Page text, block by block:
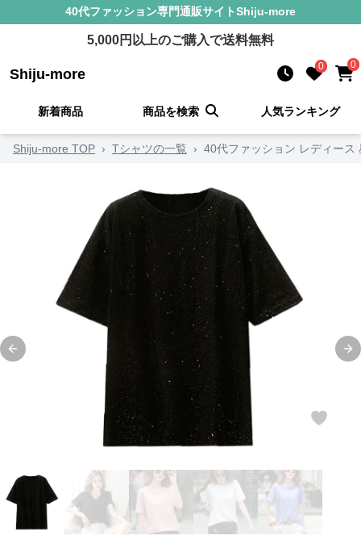
40代ファッション専門通販サイトShiju-more
5,000円以上のご購入で送料無料
Shiju-more 0 0
新着商品 商品を検索 人気ランキング
Shiju-more TOP › Tシャツの一覧 › 40代ファッション レディース
Previous slide